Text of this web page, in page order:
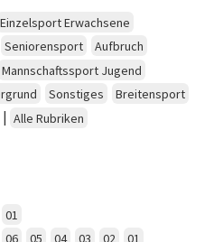
Einzelsport Erwachsene
Seniorensport
Aufbruch
Mannschaftssport Jugend
Sonstiges
Breitensport
| Alle Rubriken
01
06 05 04 03 02 01